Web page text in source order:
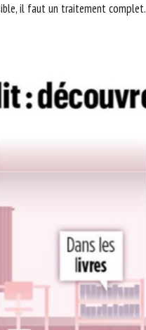
il faut un traitement complet.